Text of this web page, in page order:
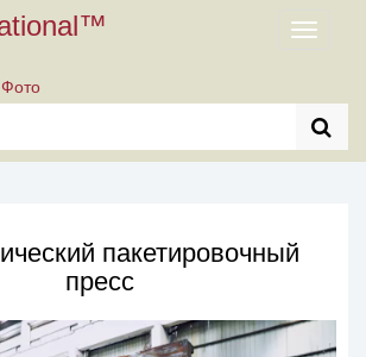
Toggle
Фото
пакетировочный
пресс